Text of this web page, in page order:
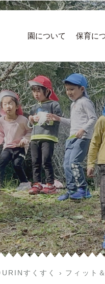
園について 保育に
すくすく フィット